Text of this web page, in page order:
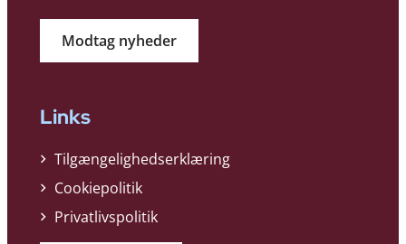
Modtag nyheder
Links
Tilgængelighedserklæring
Cookiepolitik
Privatlivspolitik